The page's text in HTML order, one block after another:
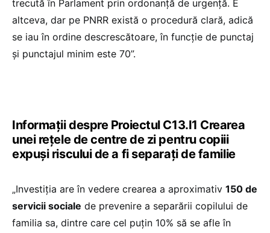
trecută în Parlament prin ordonanță de urgență. E
altceva, dar pe PNRR există o procedură clară, adică
se iau în ordine descrescătoare, în funcție de punctaj
și punctajul minim este 70”.
Informații despre Proiectul C13.I1 Crearea
unei rețele de centre de zi pentru copiii
expuși riscului de a fi separați de familie
„Investiția are în vedere crearea a aproximativ 150 de
servicii sociale de prevenire a separării copilului de
familia sa, dintre care cel puțin 10% să se afle în